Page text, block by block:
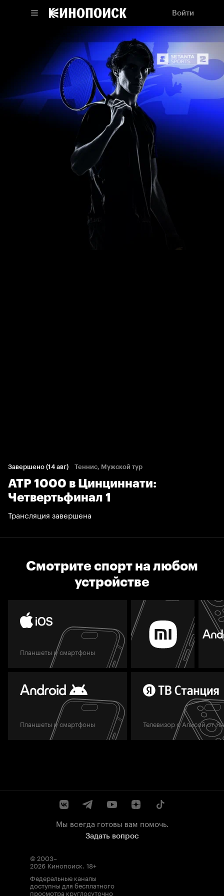
Войти
Завершено (14 авг) Теннис, Мужской тур
ATP 1000 в Цинциннати:
Четвертьфинал 1
Трансляция завершена
Смотрите спорт на любом
устройстве
Планшеты и смартфоны
Планшеты и смартфоны Телевизор с Алисой от
Мы всегда готовы вам помочь.
Задать вопрос
© 2003–
2026 Кинопоиск. 18+
Федеральные каналы
доступны для бесплатного
просмотра круглосуточно